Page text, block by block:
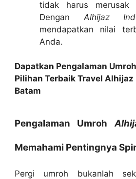
tidak harus merusak
Dengan Alhijaz
mendapatkan nilai
Anda.
Dapatkan Pengalaman
Pilihan Terbaik Travel
Batam
Pengalaman Umroh
Memahami Pentingnya
Pergi umroh bukanlah